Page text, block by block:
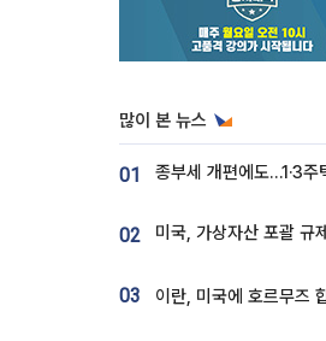
많이 본 뉴스
01
02
03